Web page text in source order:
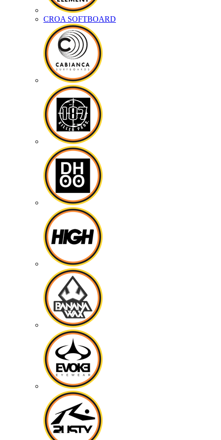
CROA SOFTBOARD